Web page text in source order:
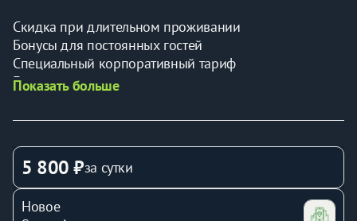
Скидка при длительном проживании
Бонусы для постоянных гостей
Специальный корпоративный тариф
Бесконтактное заселение
город | Зерновая кофемашина | Полноценная кухня
со всей техникой | Рядом парки «Кусково» и
«Кузьминки» | Удобный выезд на СВХ | Близость к ГУУ
Показать больше
5 800 ₽за сутки
Новое